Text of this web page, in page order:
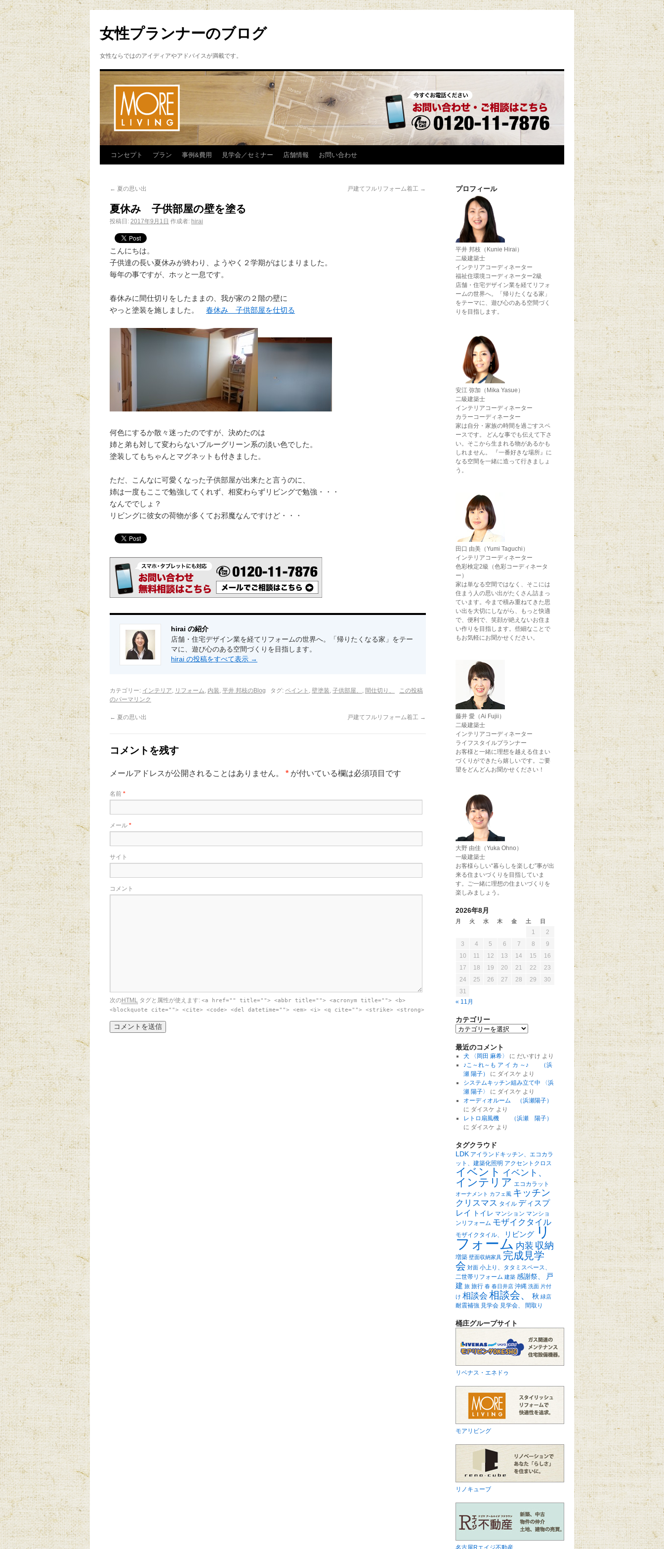
女性プランナーのブログ
女性ならではのアイディアやアドバイスが満載です。
コンセプト プラン 事例&費用 見学会／セミナー 店舗情報 お問い合わせ
← 夏の思い出 戸建てフルリフォーム着工 →
夏休み 子供部屋の壁を塗る
投稿日: 2017年9月1日 作成者: hirai
こんにちは。
子供達の長い夏休みが終わり、ようやく２学期がはじまりました。
毎年の事ですが、ホッと一息です。
春休みに間仕切りをしたままの、我が家の２階の壁に
やっと塗装を施しました。 春休み 子供部屋を仕切る
何色にするか散々迷ったのですが、決めたのは
姉と弟も対して変わらないブルーグリーン系の淡い色でした。
塗装してもちゃんとマグネットも付きました。
ただ、こんなに可愛くなった子供部屋が出来たと言うのに、
姉は一度もここで勉強してくれず、相変わらずリビングで勉強・・・
なんででしょ？
リビングに彼女の荷物が多くてお邪魔なんですけど・・・
hirai の紹介
店舗・住宅デザイン業を経てリフォームの世界へ。「帰りたくなる家」をテー
マに、遊び心のある空間づくりを目指します。
hirai の投稿をすべて表示 →
カテゴリー: インテリア, リフォーム, 内装, 平井 邦枝のBlog タグ: ペイント , 壁塗装, 子供部屋、 , 間仕切り、
この投稿
のパーマリンク
← 夏の思い出 戸建てフルリフォーム着工 →
コメントを残す
メールアドレスが公開されることはありません。 * が付いている欄は必須項目です
名前 *
メール *
サイト
コメント
次のHTML タグと属性が使えます: <a href="" title=""> <abbr title=""> <acronym title=""> <b>
<blockquote cite=""> <cite> <code> <del datetime=""> <em> <i> <q cite=""> <strike> <strong>
プロフィール
平井 邦枝（Kunie Hirai）
二級建築士
インテリアコーディネーター
福祉住環境コーディネーター2級
店舗・住宅デザイン業を経てリフォ
ームの世界へ。「帰りたくなる家」
をテーマに、遊び心のある空間づく
りを目指します。
安江 弥加（Mika Yasue）
二級建築士
インテリアコーディネーター
カラーコーディネーター
家は自分・家族の時間を過ごすスペ
ースです。 どんな事でも伝えて下さ
い。そこから生まれる物があるかも
しれません。 『一番好きな場所』に
なる空間を一緒に造って行きましょ
う。
田口 由美（Yumi Taguchi）
インテリアコーディネーター
色彩検定2級（色彩コーディネータ
ー）
家は単なる空間ではなく、そこには
住まう人の思い出がたくさん詰まっ
ています。今まで積み重ねてきた思
い出を大切にしながら、もっと快適
で、便利で、笑顔が絶えないお住ま
い作りを目指します。些細なことで
もお気軽にお聞かせください。
藤井 愛（Ai Fujii）
二級建築士
インテリアコーディネーター
ライフスタイルプランナー
お客様と一緒に理想を越える住まい
づくりができたら嬉しいです。ご要
望をどんどんお聞かせください！
大野 由佳（Yuka Ohno）
一級建築士
お客様らしい“暮らしを楽しむ”事が出
来る住まいづくりを目指していま
す。ご一緒に理想の住まいづくりを
楽しみましょう。
2026年8月
月 火 水 木 金 土 日
« 11月
1
2
3
4 5 6 7 8
9
10
11 12 13 14 15
16
17
18 19 20 21 22
23
24
25 26 27 28 29
30
31
カテゴリー
最近のコメント
犬 〈岡田 麻希〉 に だいすけ より
♪こ～れ～も ア イ カ ～♪ （浜
瀬 陽子）
に ダイスケ より
システムキッチン組み立て中 〈浜
瀬 陽子〉
に ダイスケ より
オーディオルーム （浜瀬陽子）
に ダイスケ より
レトロ扇風機 （浜瀬 陽子）
に ダイスケ より
タグクラウド
LDK アイランドキッチン、エコカラ
ット、建築化照明 アクセントクロス
イベント イベント、
インテリア エコカラット
オーナメント カフェ風 キッチン
クリスマス タイル ディスプ
レイ
トイレ マンション マンショ
ンリフォーム モザイクタイル
モザイクタイル、 リビング リ
フォーム 内装 収納
増築 壁面収納家具 完成見学
会 対面 小上り、タタミスペース、
二世帯リフォーム 建築 感謝祭、
戸
建 旅 旅行 春 春日井店 沖縄 洗面 片付
け 相談会 相談会、 秋 緑店
耐震補強 見学会 見学会、 間取り
桶庄グループサイト
リベナス・エネドゥ
モアリビング
リノキューブ
名古屋Rエイジ不動産